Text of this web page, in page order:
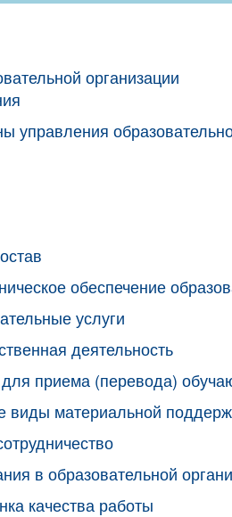
организации
управления
обеспечение
услуги
деятельность
приема (перевода)
виды материальной
в образовательной
качества работы